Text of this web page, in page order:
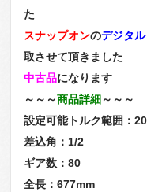
た
スナップオンのデジタ
取させて頂きました
中古品になります
～～～商品詳細～～～
設定可能トルク範囲：
差込角：1/2
ギア数：80
全長：677mm